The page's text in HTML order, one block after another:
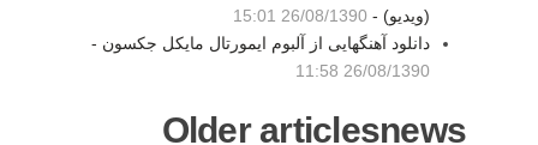
(ویدیو) - 26/08/1390 15:01
دانلود آهنگهایی از آلبوم ایمورتال مایکل جکسون -
26/08/1390 11:58
Older articlesnews